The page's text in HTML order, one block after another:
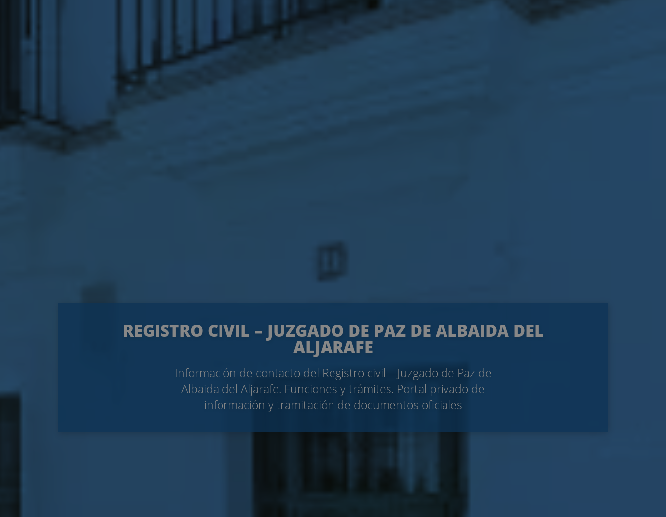
REGISTRO CIVIL – JUZGADO DE PAZ DE ALBAIDA DEL
ALJARAFE
Información de contacto del Registro civil – Juzgado de Paz de
Albaida del Aljarafe. Funciones y trámites. Portal privado de
información y tramitación de documentos oficiales